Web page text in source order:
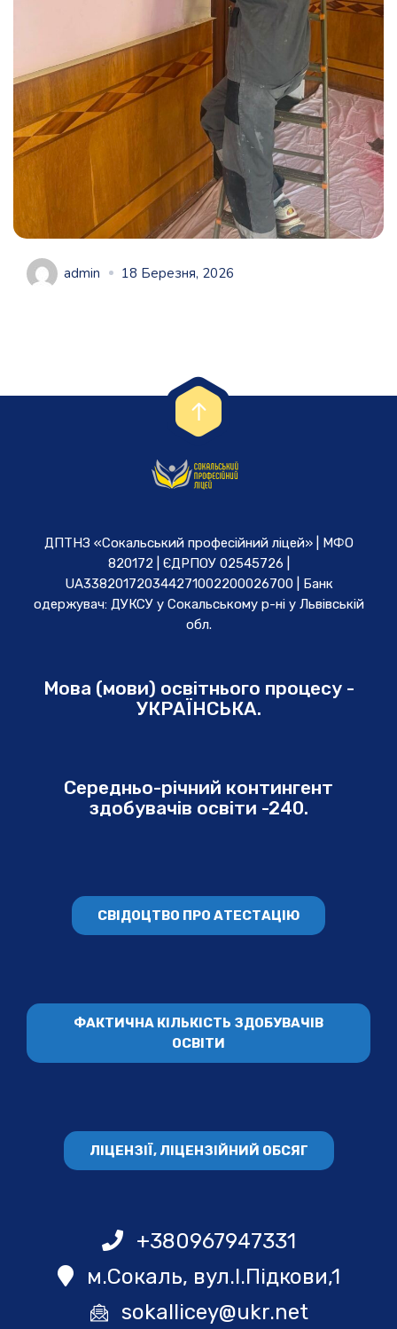
admin 18 Березня, 2026
ДПТНЗ «Сокальський професійний ліцей» | МФО
820172 | ЄДРПОУ 02545726 |
UA338201720344271002200026700 | Банк
одержувач: ДУКСУ у Cокальському р-ні у Львівській
обл.
Мова (мови) освітнього процесу -
УКРАЇНСЬКА.
Середньо-річний контингент
здобувачів освіти -240.
СВІДОЦТВО ПРО АТЕСТАЦІЮ
ФАКТИЧНА КІЛЬКІСТЬ ЗДОБУВАЧІВ
ОСВІТИ
ЛІЦЕНЗІЇ, ЛІЦЕНЗІЙНИЙ ОБСЯГ
+380967947331
м.Сокаль, вул.І.Підкови,1
sokallicey@ukr.net